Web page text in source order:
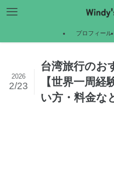
プロフィール
台湾旅行のお
【世界一周
い方・料金な
2026
2/23